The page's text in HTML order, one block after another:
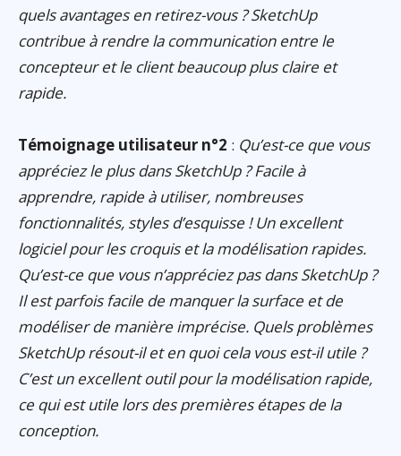
quels avantages en retirez-vous ? SketchUp
contribue à rendre la communication entre le
concepteur et le client beaucoup plus claire et
rapide.
Témoignage utilisateur n°2 : Qu’est-ce que vous
appréciez le plus dans SketchUp ? Facile à
apprendre, rapide à utiliser, nombreuses
fonctionnalités, styles d’esquisse ! Un excellent
logiciel pour les croquis et la modélisation rapides.
Qu’est-ce que vous n’appréciez pas dans SketchUp ?
Il est parfois facile de manquer la surface et de
modéliser de manière imprécise. Quels problèmes
SketchUp résout-il et en quoi cela vous est-il utile ?
C’est un excellent outil pour la modélisation rapide,
ce qui est utile lors des premières étapes de la
conception.